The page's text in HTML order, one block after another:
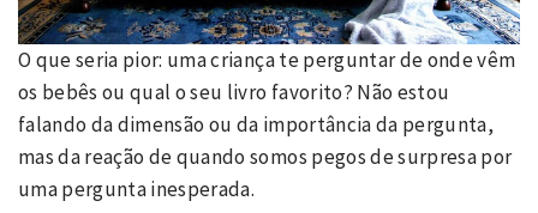
O que seria pior: uma criança te perguntar de onde vêm
os bebês ou qual o seu livro favorito? Não estou
falando da dimensão ou da importância da pergunta,
mas da reação de quando somos pegos de surpresa por
uma pergunta inesperada.